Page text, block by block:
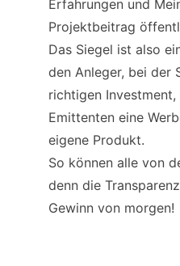
Erfahrungen und
Projektbeitrag
Das Siegel ist also
den Anleger, bei der
richtigen
Emittenten eine
eigene Produkt.
So können alle von
denn die
Gewinn von morgen!